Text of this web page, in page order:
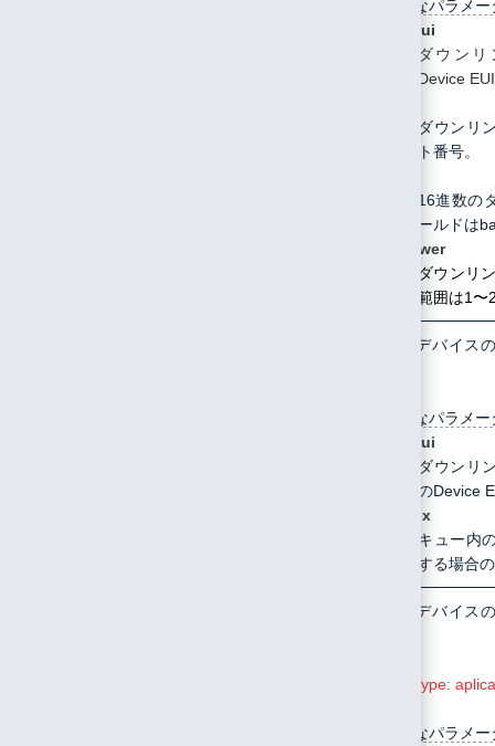
指定可能なパラメ
deveui
ダウン
Device
ダウンリ
ト番号。
16進数の
ールドは
txpower
ダウンリ
範囲は1〜
指定したデバイス
指定可能なパラメ
deveui
ダウンリ
のDevice
index
キュー内
する場合の
指定したデバイス
Content-Type:
指定可能なパラメ